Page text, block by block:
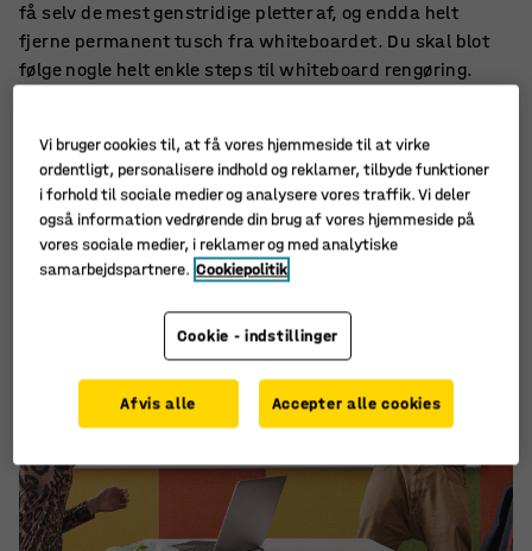
få selv de mest genstridige pletter af, og endda helt
fjerne permanent tusch fra whiteboardet. Du skal blot
følge nogle helt enkle steps til whiteboard rengøring.
Vi bruger cookies til, at få vores hjemmeside til at virke
ordentligt, personalisere indhold og reklamer, tilbyde funktioner
i forhold til sociale medier og analysere vores traffik. Vi deler
også information vedrørende din brug af vores hjemmeside på
vores sociale medier, i reklamer og med analytiske
samarbejdspartnere. Cookiepolitik
Cookie - indstillinger
Afvis alle Accepter alle cookies